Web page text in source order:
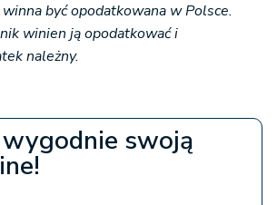
być opodatkowana w Polsce.
winien ją opodatkować i
należny.
swoją